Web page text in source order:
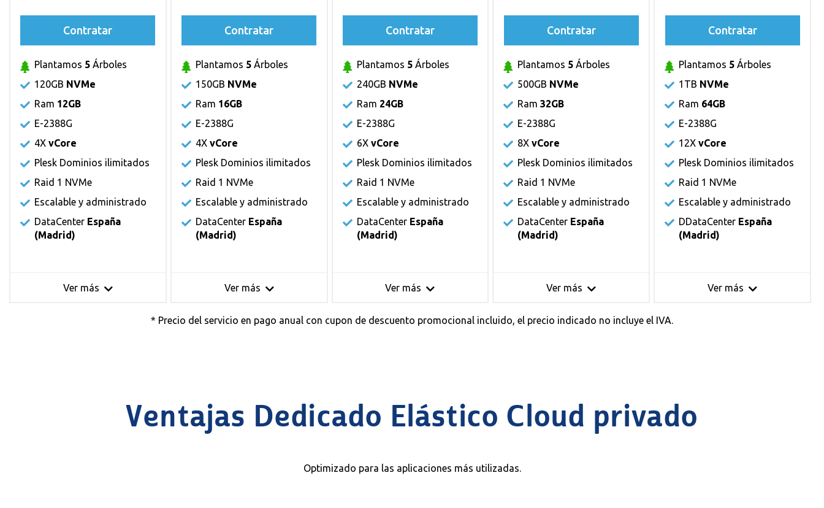
Contratar
Plantamos 5 Árboles
120GB NVMe
Ram 12GB
E-2388G
4X vCore
Plesk Dominios ilimitados
Raid 1 NVMe
Escalable y administrado
DataCenter España
(Madrid)
Ver más
Contratar
Plantamos 5Árboles
150GB NVMe
Ram 16GB
E-2388G
4X vCore
Plesk Dominios ilimitados
Raid 1 NVMe
Escalable y administrado
DataCenter España
(Madrid)
Ver más
Contratar
Plantamos 5Árboles
240GB NVMe
Ram 24GB
E-2388G
6X vCore
Plesk Dominios ilimitados
Raid 1 NVMe
Escalable y administrado
DataCenter España
(Madrid)
Ver más
Contratar
Plantamos 5 Árboles
500GB NVMe
Ram32GB
E-2388G
8XvCore
Plesk Dominios ilimitados
Raid 1 NVMe
Escalable y administrado
DataCenter España
(Madrid)
Ver más
Contratar
Plantamos 5 Árboles
1TB NVMe
Ram 64GB
E-2388G
12XvCore
Plesk Dominios ilimitados
Raid 1 NVMe
Escalable y administrado
DDataCenter España
(Madrid)
Ver más
* Precio del servicio en pago anual con cupon de descuento promocional incluido, el precio indicado no incluye el IVA.
Ventajas Dedicado Elástico Cloud privado
Optimizado para las aplicaciones más utilizadas.